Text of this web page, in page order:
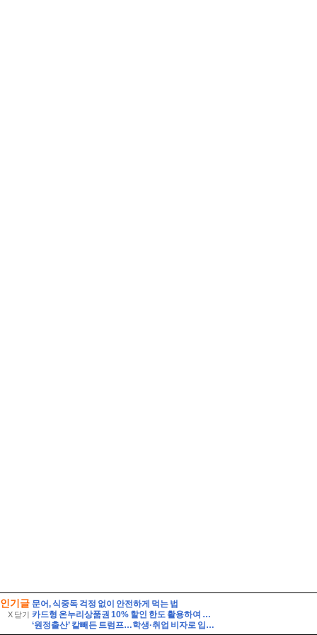
인기글
X 닫기
문어, 식중독 걱정 없이 안전하게 먹는 법
카드형 온누리상품권 10% 할인 한도 활용하여 여름철 장보기 식비 아끼는 법
‘원정출산’ 칼빼든 트럼프…학생·취업 비자로 입국해도 해당